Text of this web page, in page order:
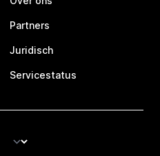
Partners
Juridisch
Servicestatus